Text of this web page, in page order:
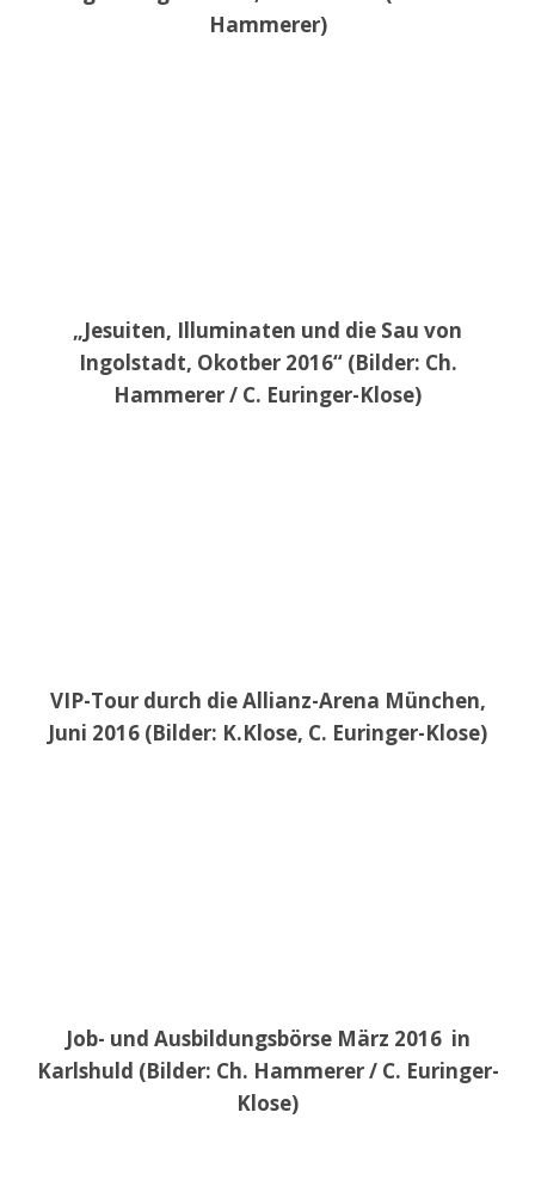
Hammerer)
„Jesuiten, Illuminaten und die Sau von
Ingolstadt, Okotber 2016“ (Bilder: Ch.
Hammerer / C. Euringer-Klose)
VIP-Tour durch die Allianz-Arena München,
Juni 2016 (Bilder: K.Klose, C. Euringer-Klose)
Job- und Ausbildungsbörse März 2016 in
Karlshuld (Bilder: Ch. Hammerer / C. Euringer-
Klose)